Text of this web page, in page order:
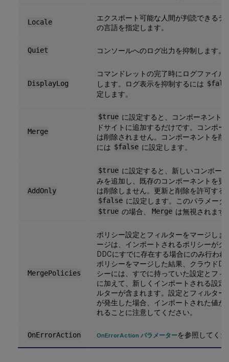
Locale
エクスポート可能な人間が判読できるテ
の言語を指定します。
Quiet コンソールへのログ出力を抑制します。
DisplayLog
コマンドレットの完了時にログファイル
します。ログ表示を抑制するには
定します。
Merge
$true に設定すると、コンポーネント
ドサイトに追加するだけです。コンポー
は削除されません。コンポーネントを削
には $false に設定します。
AddOnly
$true に設定すると、新しいコンポー
みを追加し、既存のコンポーネントを更
は削除しません。更新と削除を許可する
$false に設定します。このパラメータ
$true の場合、 Merge は無視されます
MergePolicies
ポリシー設定とフィルターをマージしま
ージは、インポートされるポリシーがク
DDCにすでに存在する場合にのみ行われ
ポリシーをマージした結果、クラウド
シーには、すでに持っていた設定とフィ
に加えて、新しくインポートされる設定
ルターが含まれます。設定とフィルター
が発生した場合、インポートされた値が
れることに注意してください。
OnErrorAction OnErrorAction パラメーターを参照してく